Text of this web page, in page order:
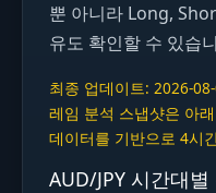
뿐 아니라 Long,
유도 확인할 수 있습
최종 업데이트: 2026-
레임 분석 스냅샷은 아
데이터를 기반으로 4시
AUD/JPY 시간대별